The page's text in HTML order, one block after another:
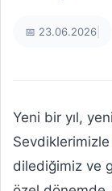
📅 23.06.2026
Yeni bir yıl,
dilediğimiz ve